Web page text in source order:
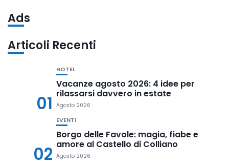
Ads
Articoli Recenti
01
HOTEL
Vacanze agosto 2026: 4 idee per
rilassarsi davvero in estate
Agosto 2026
02
EVENTI
Borgo delle Favole: magia, fiabe e
amore al Castello di Colliano
Agosto 2026